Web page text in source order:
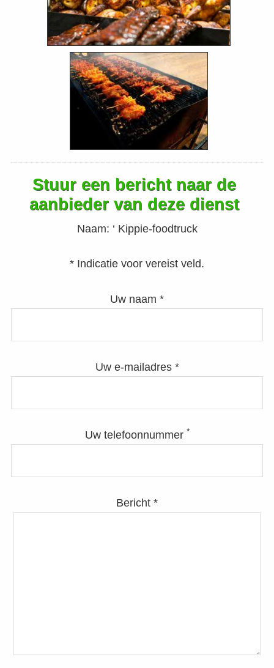
Stuur een bericht naar de
aanbieder van deze dienst
Naam: ‘ Kippie-foodtruck
* Indicatie voor vereist veld.
Uw naam *
Uw e-mailadres *
Uw telefoonnummer *
Bericht *